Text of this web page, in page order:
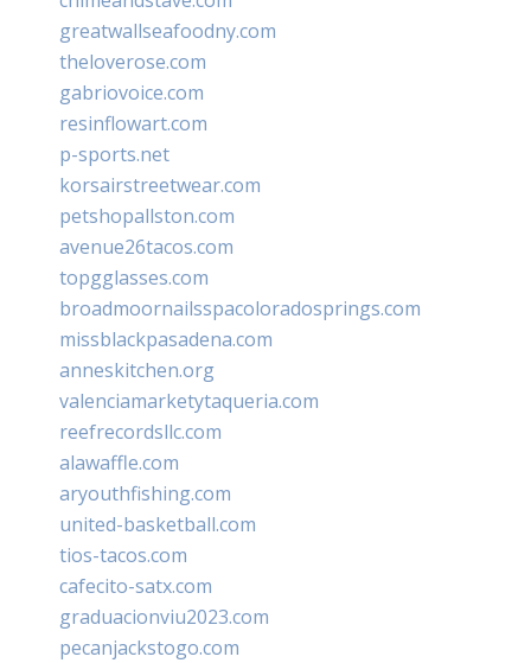
greatwallseafoodny.com
theloverose.com
gabriovoice.com
resinflowart.com
p-sports.net
korsairstreetwear.com
petshopallston.com
avenue26tacos.com
topgglasses.com
broadmoornailsspacoloradosprings.com
missblackpasadena.com
anneskitchen.org
valenciamarketytaqueria.com
reefrecordsllc.com
alawaffle.com
aryouthfishing.com
united-basketball.com
tios-tacos.com
cafecito-satx.com
graduacionviu2023.com
pecanjackstogo.com